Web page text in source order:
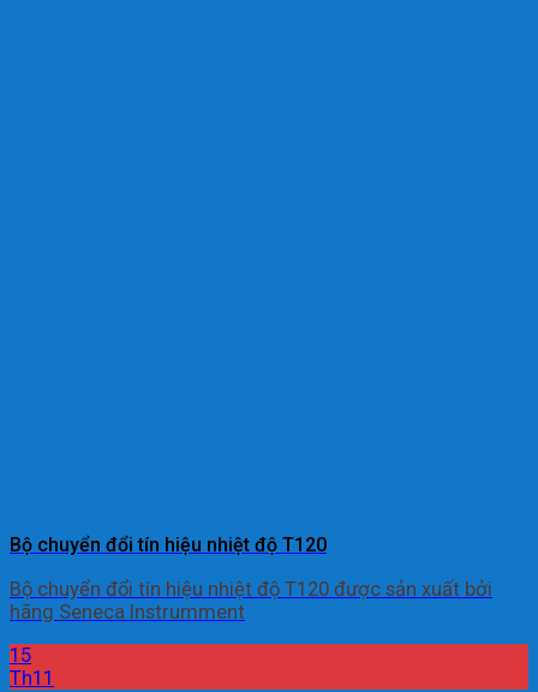
Bộ chuyển đổi tín hiệu nhiệt độ T120
Bộ chuyển đổi tín hiệu nhiệt độ T120 được sản xuất bởi
hãng Seneca Instrumment
15
Th11